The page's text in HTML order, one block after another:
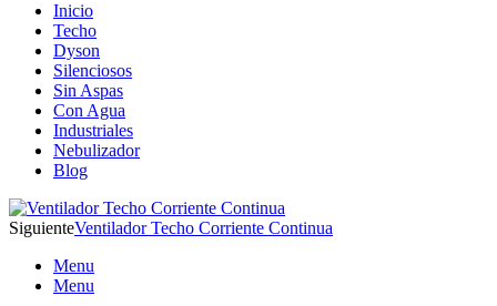
Inicio
Techo
Dyson
Silenciosos
Sin Aspas
Con Agua
Industriales
Nebulizador
Blog
SiguienteVentilador Techo Corriente Continua
Menu
Menu